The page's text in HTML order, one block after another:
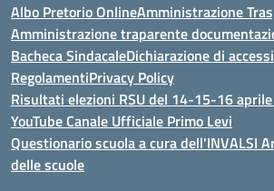
Albo Pretorio OnlineAmministrazione
Amministrazione traparente
Bacheca SindacaleDichiarazione di
RegolamentiPrivacy Policy
Risultati elezioni RSU del 14-15-16
YouTube Canale Ufficiale Primo Levi
Questionario scuola a cura dell'INVALSI
delle scuole